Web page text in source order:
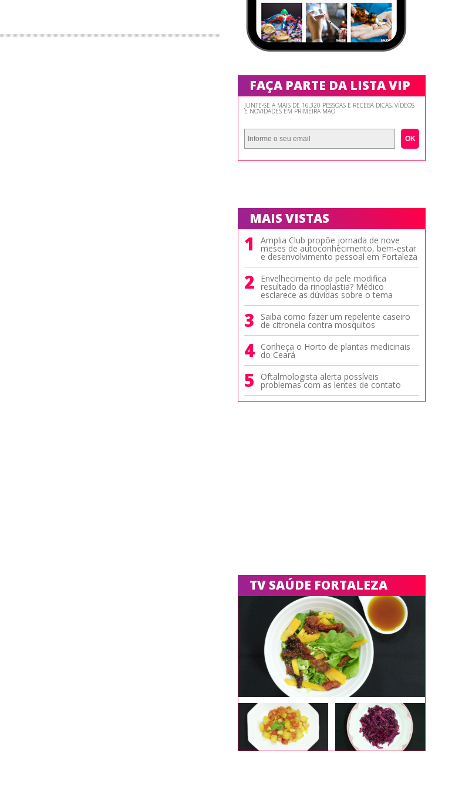
FAÇA PARTE DA LISTA VIP
JUNTE-SE A MAIS DE 16.320 PESSOAS E RECEBA DICAS, VÍDEOS
E NOVIDADES EM PRIMEIRA MÃO.
OK
MAIS VISTAS
1 Amplia Club propõe jornada de nove
meses de autoconhecimento, bem-estar
e desenvolvimento pessoal em Fortaleza
2 Envelhecimento da pele modifica
resultado da rinoplastia? Médico
esclarece as dúvidas sobre o tema
3 Saiba como fazer um repelente caseiro
de citronela contra mosquitos
4 Conheça o Horto de plantas medicinais
do Ceará
5 Oftalmologista alerta possíveis
problemas com as lentes de contato
TV SAÚDE FORTALEZA